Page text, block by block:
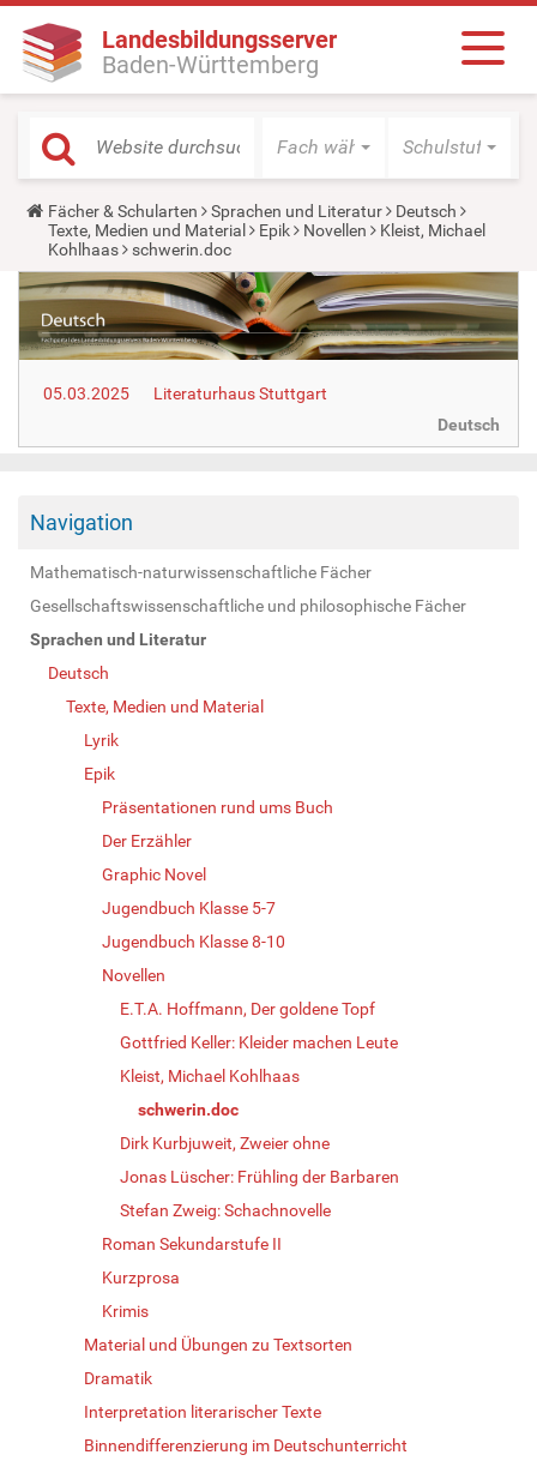
Landesbildungsserver
Baden-Württemberg
Fach wählen Schulstufe
Y
o
u
a
r
e
h
e
r
:
Fächer & Schularten Sprachen und Literatur
Deutsch
Texte, Medien und Material
Epik Novellen
Kleist, Michael
Kohlhaas
schwerin.doc
05.03.2025
Literaturhaus Stuttgart
Deutsch
Navigation
Mathematisch-naturwissenschaftliche Fächer
Gesellschaftswissenschaftliche und philosophische Fächer
Sprachen und Literatur
Deutsch
Texte, Medien und Material
Lyrik
Epik
Präsentationen rund ums Buch
Der Erzähler
Graphic Novel
Jugendbuch Klasse 5-7
Jugendbuch Klasse 8-10
Novellen
E.T.A. Hoffmann, Der goldene Topf
Gottfried Keller: Kleider machen Leute
Kleist, Michael Kohlhaas
schwerin.doc
Dirk Kurbjuweit, Zweier ohne
Jonas Lüscher: Frühling der Barbaren
Stefan Zweig: Schachnovelle
Roman Sekundarstufe II
Kurzprosa
Krimis
Material und Übungen zu Textsorten
Dramatik
Interpretation literarischer Texte
Binnendifferenzierung im Deutschunterricht